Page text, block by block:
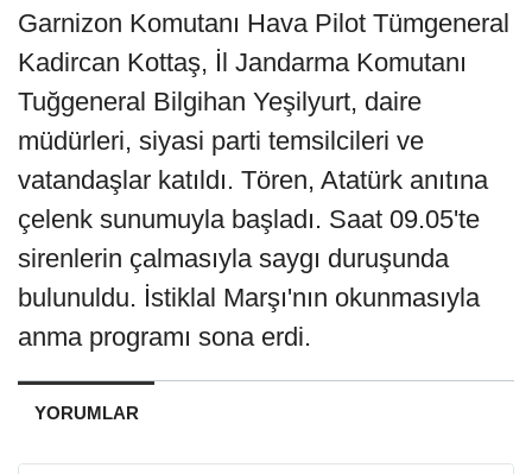
Garnizon Komutanı Hava Pilot Tümgeneral
Kadircan Kottaş, İl Jandarma Komutanı
Tuğgeneral Bilgihan Yeşilyurt, daire
müdürleri, siyasi parti temsilcileri ve
vatandaşlar katıldı. Tören, Atatürk anıtına
çelenk sunumuyla başladı. Saat 09.05'te
sirenlerin çalmasıyla saygı duruşunda
bulunuldu. İstiklal Marşı'nın okunmasıyla
anma programı sona erdi.
YORUMLAR